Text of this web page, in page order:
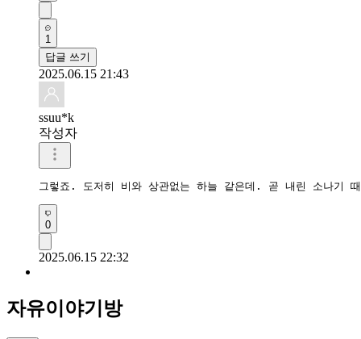
1
답글 쓰기
2025.06.15 21:43
ssuu*k
작성자
그렇죠. 도저히 비와 상관없는 하늘 같은데. 곧 내린 소나기
0
2025.06.15 22:32
자유이야기방